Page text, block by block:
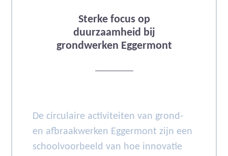
Sterke focus op
duurzaamheid bij
grondwerken Eggermont
De circulaire activiteiten van grond-
en afbraakwerken Eggermont zijn een
schoolvoorbeeld van hoe innovatie